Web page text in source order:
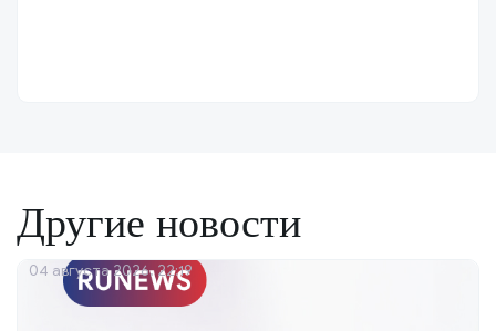
Другие новости
04 августа 2026, 22:19